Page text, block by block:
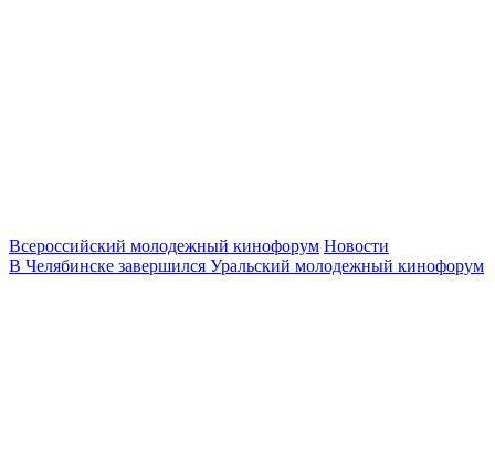
Всероссийский молодежный кинофорум Новости
В Челябинске завершился Уральский молодежный кинофорум